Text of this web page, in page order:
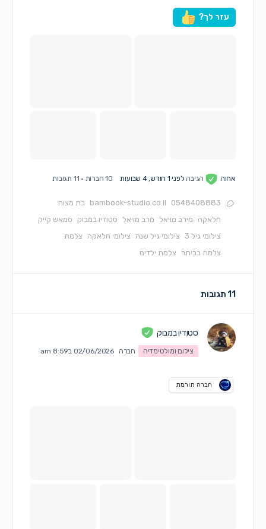
עזר לך?
אחוה הגיבהלפני 1 חודש, 4 שבועות 10 חברות · 11 תגובות
0548408883
bambook-studio.co.il
בת מצוה
חלאקה
מירב מויאל מרב מויאל סטודיו במבוק
סמאש קייק
צילומי גיל 3
צילומי גיל שנה צילומי חלאקה
צלמת
צלמת בביתר
צלמת ילדים
11 תגובות
סטודיו במבוק
צילום ומולטימדיה חברה 02/06/2026 ב8:59 am
חברה תורמת